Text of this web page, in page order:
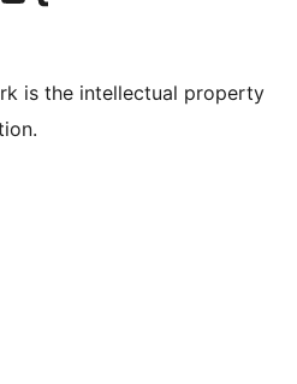
is the intellectual property